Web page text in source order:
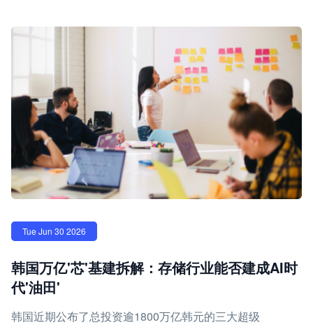
Tue Jun 30 2026
韩国万亿'芯'基建拆解：存储行业能否建成AI时
代'油田'
韩国近期公布了总投资逾1800万亿韩元的三大超级